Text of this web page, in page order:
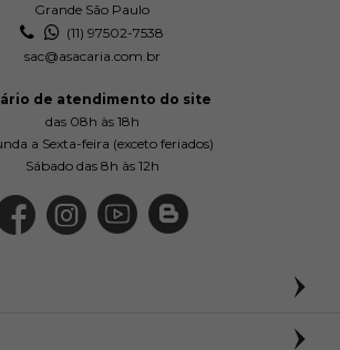
Grande São Paulo
(11) 97502-7538
sac@asacaria.com.br
de atendimento do site
das 08h às 18h
a Sexta-feira (exceto feriados)
Sábado das 8h às 12h